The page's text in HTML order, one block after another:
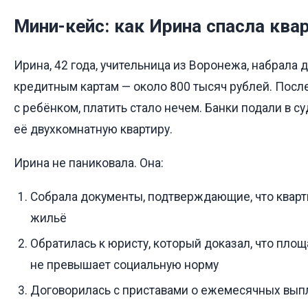
Мини-кейс: как Ирина спасла
Ирина, 42 года, учительница из Воронежа, набрала
кредитным картам — около 800 тысяч рублей.
с ребёнком, платить стало нечем. Банки подали в
её двухкомнатную квартиру.
Ирина не паниковала. Она:
Собрала документы, подтверждающие, что
жильё
Обратилась к юристу, который доказал, что
не превышает социальную норму
Договорилась с приставами о ежемесячных